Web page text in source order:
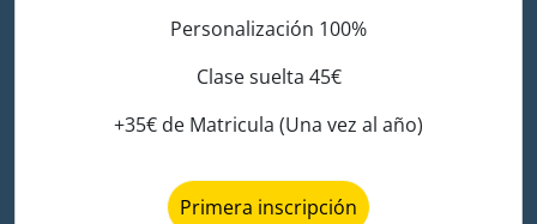
Personalización 100%
Clase suelta 45€
+35€ de Matricula (Una vez al año)
Primera inscripción